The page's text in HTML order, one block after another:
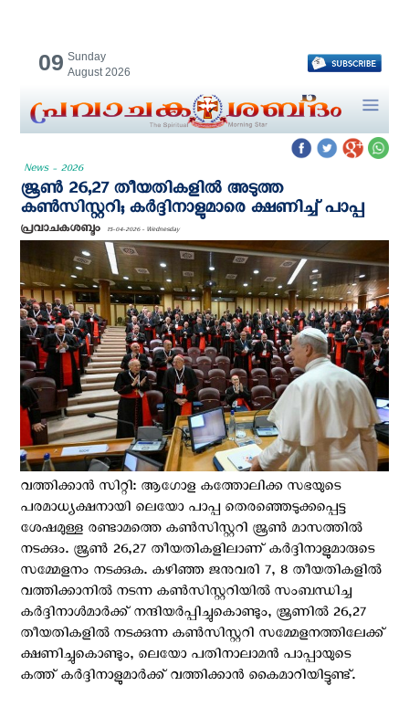
09 Sunday
August 2026
News - 2026
ജൂണ്‍ 26,27 തീയതികളില്‍ അടുത്ത
കൺസിസ്റ്ററി; കർദ്ദിനാളുമാരെ ക്ഷണിച്ച് പാപ്പ
പ്രവാചകശബ്ദം 15-04-2026 - Wednesday
വത്തിക്കാന്‍ സിറ്റി: ആഗോള കത്തോലിക്ക സഭയുടെ
പരമാധ്യക്ഷനായി ലെയോ പാപ്പ തെരഞ്ഞെടുക്കപ്പെട്ട
ശേഷമുള്ള രണ്ടാമത്തെ കണ്‍സിസ്റ്ററി ജൂണ്‍ മാസത്തില്‍
നടക്കും. ജൂണ്‍ 26,27 തീയതികളിലാണ് കര്‍ദ്ദിനാളുമാരുടെ
സമ്മേളനം നടക്കുക. കഴിഞ്ഞ ജനുവരി 7, 8 തീയതികളിൽ
വത്തിക്കാനിൽ നടന്ന കൺസിസ്റ്ററിയിൽ സംബന്ധിച്ച
കർദ്ദിനാൾമാർക്ക് നന്ദിയർപ്പിച്ചുകൊണ്ടും, ജൂണിൽ 26,27
തീയതികളിൽ നടക്കുന്ന കൺസിസ്റ്ററി സമ്മേളനത്തിലേക്ക്
ക്ഷണിച്ചുകൊണ്ടും, ലെയോ പതിനാലാമൻ പാപ്പായുടെ
കത്ത് കര്‍ദ്ദിനാളുമാര്‍ക്ക് വത്തിക്കാന്‍ കൈമാറിയിട്ടുണ്ട്.